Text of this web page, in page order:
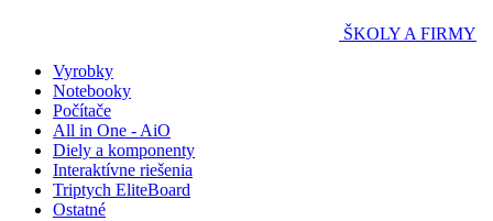
ŠKOLY A FIRMY
Vyrobky
Notebooky
Počítače
All in One - AiO
Diely a komponenty
Interaktívne riešenia
Triptych EliteBoard
Ostatné